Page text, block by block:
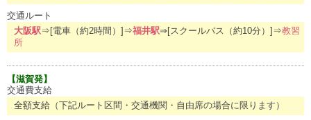
交通ルート
大阪駅⇒[電車（約2時間）]⇒福井駅⇒[スクールバス（約10分）]⇒教習
所
【滋賀発】
交通費支給
全額支給（下記ルート区間・交通機関・自由席の場合に限ります）